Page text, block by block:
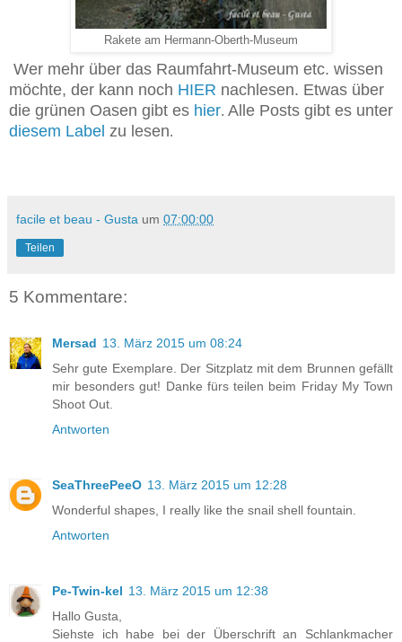
Rakete am Hermann-Oberth-Museum
Wer mehr über das Raumfahrt-Museum etc. wissen
möchte, der kann noch HIER nachlesen. Etwas über
die grünen Oasen gibt es hier. Alle Posts gibt es unter
diesem Label zu lesen.
facile et beau - Gusta um 07:00:00
Teilen
5 Kommentare:
Mersad 13. März 2015 um 08:24
Sehr gute Exemplare. Der Sitzplatz mit dem Brunnen gefällt
mir besonders gut! Danke fürs teilen beim Friday My Town
Shoot Out.
Antworten
SeaThreePeeO 13. März 2015 um 12:28
Wonderful shapes, I really like the snail shell fountain.
Antworten
Pe-Twin-kel 13. März 2015 um 12:38
Hallo Gusta,
Siehste ich habe bei der Überschrift an Schlankmacher